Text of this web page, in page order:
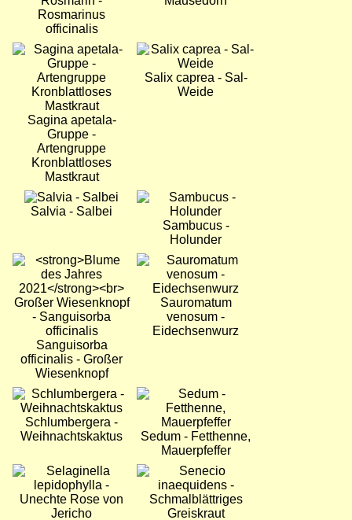
Rosmarinus
officinalis
Bild
Sagina apetala-
Gruppe -
Artengruppe
Kronblattloses
Mastkraut
Bild
Salix caprea - Sal-
Weide
Bild
Salvia - Salbei
Bild
Sambucus -
Holunder
Bild
Sanguisorba
officinalis - Großer
Wiesenknopf
Bild
Sauromatum
venosum -
Eidechsenwurz
Bild
Schlumbergera -
Weihnachtskaktus
Bild
Sedum - Fetthenne,
Mauerpfeffer
Bild
Bild